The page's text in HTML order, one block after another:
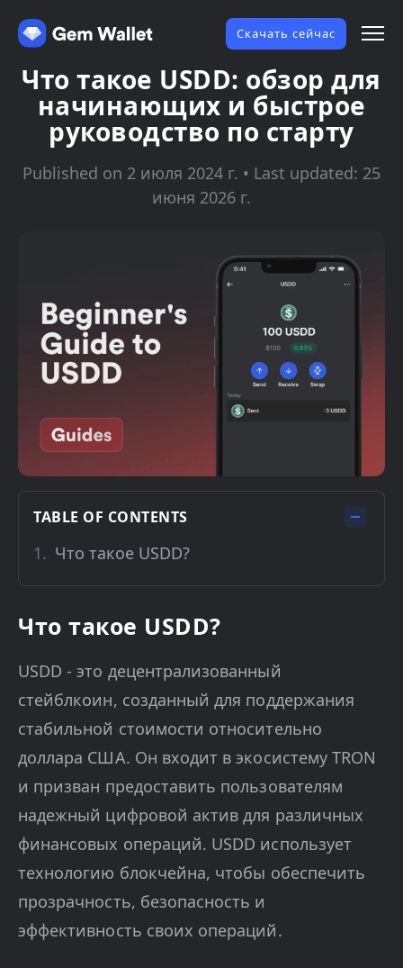
Скачать сейчас
Что такое USDD: обзор для
начинающих и быстрое
руководство по старту
Published on 2 июля 2024 г. • Last updated: 25
июня 2026 г.
TABLE OF CONTENTS
Что такое USDD?
Что такое USDD?
USDD - это децентрализованный
стейблкоин, созданный для поддержания
стабильной стоимости относительно
доллара США. Он входит в экосистему TRON
и призван предоставить пользователям
надежный цифровой актив для различных
финансовых операций. USDD использует
технологию блокчейна, чтобы обеспечить
прозрачность, безопасность и
эффективность своих операций.